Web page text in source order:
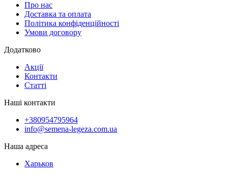
Про нас
Доставка та оплата
Політика конфіденційності
Умови договору
Додатково
Акції
Контакти
Статті
Наші контакти
+380954795964
info@semena-legeza.com.ua
Наша адреса
Харьков